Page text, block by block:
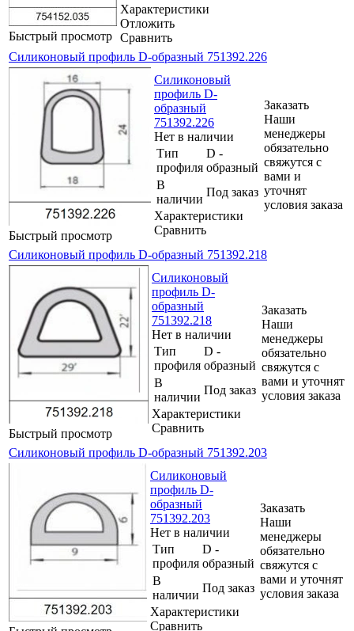
Быстрый просмотр
Характеристики
Отложить
Сравнить
Силиконовый профиль D-образный 751392.226
Быстрый просмотр
Силиконовый
профиль D-
образный
751392.226
Нет в наличии
Тип
профиля
D -
образный
В
наличии
Под заказ
Характеристики
Сравнить
Заказать
Наши
менеджеры
обязательно
свяжутся с
вами и
уточнят
условия заказа
Силиконовый профиль D-образный 751392.218
Быстрый просмотр
Силиконовый
профиль D-
образный
751392.218
Нет в наличии
Тип
профиля
D -
образный
В
наличии
Под заказ
Характеристики
Сравнить
Заказать
Наши
менеджеры
обязательно
свяжутся с
вами и уточнят
условия заказа
Силиконовый профиль D-образный 751392.203
Силиконовый
профиль D-
образный
751392.203
Нет в наличии
Тип
профиля
D -
образный
В
наличии
Под заказ
Характеристики
Сравнить
Заказать
Наши
менеджеры
обязательно
свяжутся с
вами и уточнят
условия заказа